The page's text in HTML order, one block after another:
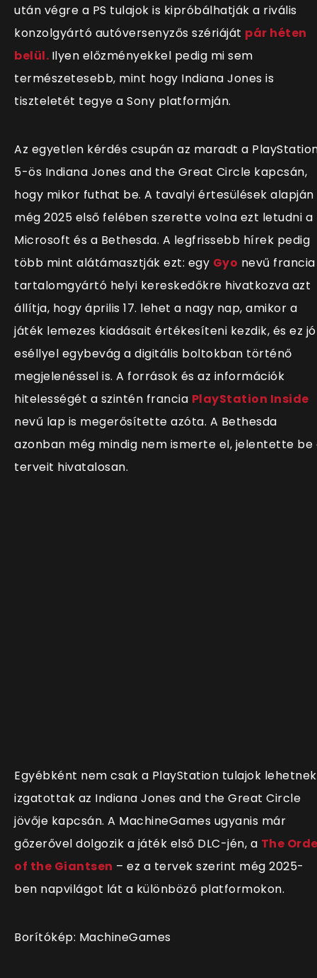
után végre a PS tulajok is kipróbálhatják a rivális
konzolgyártó autóversenyzős szériáját pár héten
belül. Ilyen előzményekkel pedig mi sem
természetesebb, mint hogy Indiana Jones is
tiszteletét tegye a Sony platformján.
Az egyetlen kérdés csupán az maradt a
5-ös Indiana Jones and the Great Circle kapcsán,
hogy mikor futhat be. A tavalyi értesülések alapján
még 2025 első felében szerette volna ezt letudni a
Microsoft és a Bethesda. A legfrissebb hírek pedig
több mint alátámasztják ezt: egy Gyo nevű francia
tartalomgyártó helyi kereskedőkre hivatkozva azt
állítja, hogy április 17. lehet a nagy nap, amikor a
játék lemezes kiadásait értékesíteni kezdik, és ez jó
eséllyel egybevág a digitális boltokban történő
megjelenéssel is. A források és az információk
hitelességét a szintén francia PlayStation Inside
nevű lap is megerősítette azóta. A Bethesda
azonban még mindig nem ismerte el, jelentette be
terveit hivatalosan.
Egyébként nem csak a PlayStation tulajok lehetnek
izgatottak az Indiana Jones and the Great Circle
jövője kapcsán. A MachineGames ugyanis már
gőzerővel dolgozik a játék első DLC-jén, a The
of the Giantsen – ez a tervek szerint még 2025-
ben napvilágot lát a különböző platformokon.
Borítókép: MachineGames